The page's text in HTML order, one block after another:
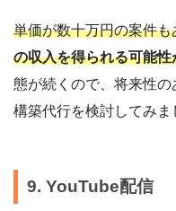
単価が数十万円の案件も
の収入を得られる可能性
態が続くので、将来性
構築代行を検討してみま
9. YouTube配信